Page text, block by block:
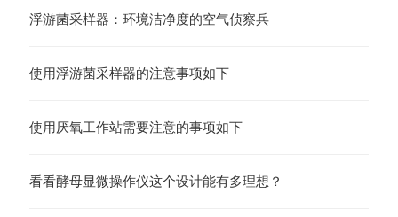
浮游菌采样器：环境洁净度的空气侦察兵
使用浮游菌采样器的注意事项如下
使用厌氧工作站需要注意的事项如下
看看酵母显微操作仪这个设计能有多理想？